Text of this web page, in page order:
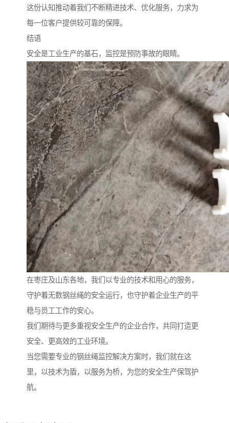
这份认知推动着我们不断精进技术、优化服务，力求为
每一位客户提供较可靠的保障。
结语
安全是工业生产的基石，监控是预防事故的眼睛。
在枣庄及山东各地，我们以专业的技术和用心的服务，
守护着无数钢丝绳的安全运行，也守护着企业生产的平
稳与员工工作的安心。
我们期待与更多重视安全生产的企业合作，共同打造更
安全、更高效的工业环境。
当您需要专业的钢丝绳监控解决方案时，我们就在这
里，以技术为盾，以服务为桥，为您的安全生产保驾护
航。